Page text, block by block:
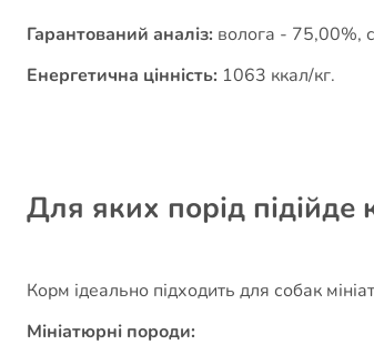
Гарантований аналіз: волога - 75,00%,
Енергетична цінність: 1063 ккал/кг.
Для яких порід підійде
Корм ідеально підходить для собак
Мініатюрні породи: